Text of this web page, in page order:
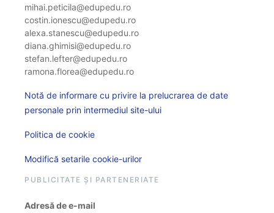
mihai.peticila@edupedu.ro
costin.ionescu@edupedu.ro
alexa.stanescu@edupedu.ro
diana.ghimisi@edupedu.ro
stefan.lefter@edupedu.ro
ramona.florea@edupedu.ro
Notă de informare cu privire la prelucrarea de date
personale prin intermediul site-ului
Politica de cookie
Modifică setarile cookie-urilor
PUBLICITATE ȘI PARTENERIATE
Adresă de e-mail